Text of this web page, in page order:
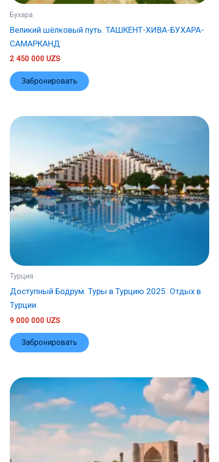
Бухара
Великий шёлковый путь. ТАШКЕНТ-ХИВА-БУХАРА-
САМАРКАНД
2 450 000 UZS
Забронировать
Турция
Доступный Бодрум. Туры в Турцию 2025. Отдых в
Турции
9 000 000 UZS
Забронировать